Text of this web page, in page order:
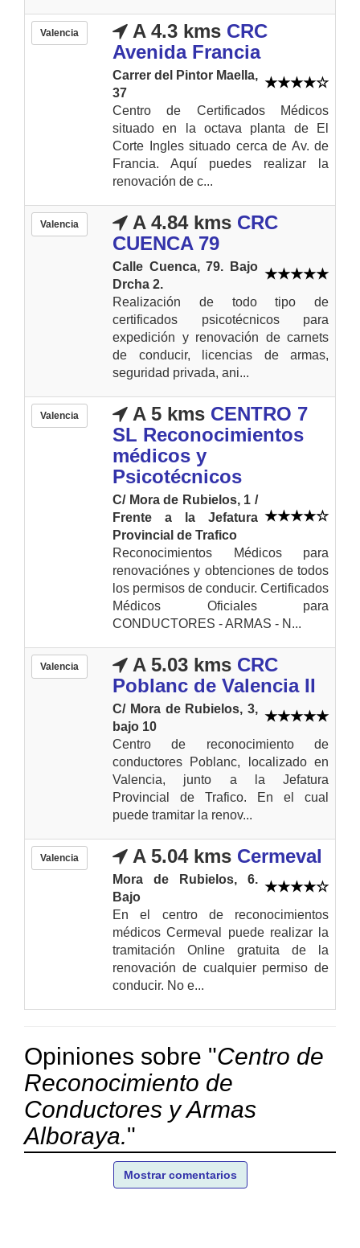
Valencia A 4.3 kms CRC
Avenida Francia
Carrer del Pintor Maella,
37
Centro de Certificados Médicos
situado en la octava planta de El
Corte Ingles situado cerca de Av. de
Francia. Aquí puedes realizar la
renovación de c...
Valencia A 4.84 kms CRC
CUENCA 79
Calle Cuenca, 79. Bajo
Drcha 2.
Realización de todo tipo de
certificados psicotécnicos para
expedición y renovación de carnets
de conducir, licencias de armas,
seguridad privada, ani...
Valencia A 5 kms CENTRO 7
SL Reconocimientos
médicos y
Psicotécnicos
C/ Mora de Rubielos, 1 /
Frente a la Jefatura
Provincial de Trafico
Reconocimientos Médicos para
renovaciónes y obtenciones de todos
los permisos de conducir. Certificados
Médicos Oficiales para
CONDUCTORES - ARMAS - N...
Valencia A 5.03 kms CRC
Poblanc de Valencia II
C/ Mora de Rubielos, 3,
bajo 10
Centro de reconocimiento de
conductores Poblanc, localizado en
Valencia, junto a la Jefatura
Provincial de Trafico. En el cual
puede tramitar la renov...
Valencia A 5.04 kms Cermeval
Mora de Rubielos, 6.
Bajo
En el centro de reconocimientos
médicos Cermeval puede realizar la
tramitación Online gratuita de la
renovación de cualquier permiso de
conducir. No e...
Opiniones sobre "Centro de
Reconocimiento de
Conductores y Armas
Alboraya."
Mostrar comentarios